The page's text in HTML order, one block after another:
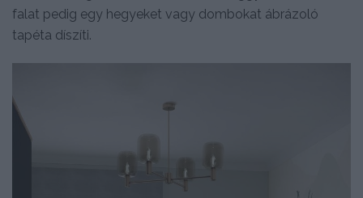
falat pedig egy hegyeket vagy dombokat ábrázoló
tapéta díszíti.